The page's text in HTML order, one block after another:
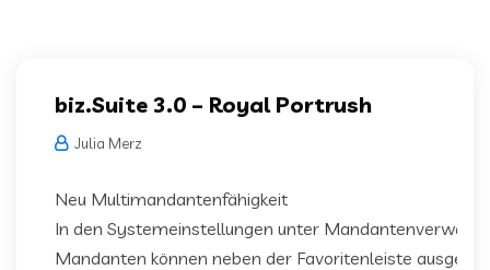
biz.Suite 3.0 – Royal Portrush
Julia Merz
Neu Multimandantenfähigkeit
In den Systemeinstellungen unter
Mandanten können neben der Favoritenleiste